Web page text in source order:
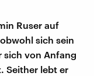
Ruser auf
sich sein
sich von Anfang
Seither lebt er